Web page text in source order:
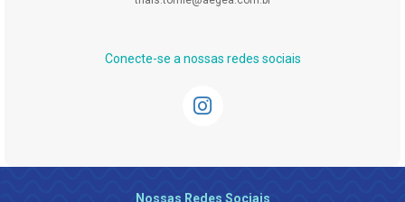
Conecte-se a nossas redes sociais
Nossas Redes Sociais